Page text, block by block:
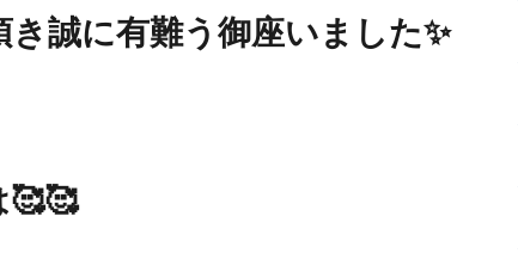
き誠に有難う御座いました✨
🥰🥰